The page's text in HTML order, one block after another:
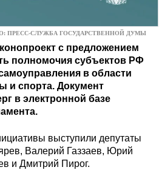
ПРЕСС-СЛУЖБА ГОСУДАРСТВЕННОЙ ДУМЫ
с предложением
полномочия субъектов РФ
в области
и спорта. Документ
в электронной базе
выступили депутаты
Валерий Газзаев, Юрий
и Дмитрий Пирог.